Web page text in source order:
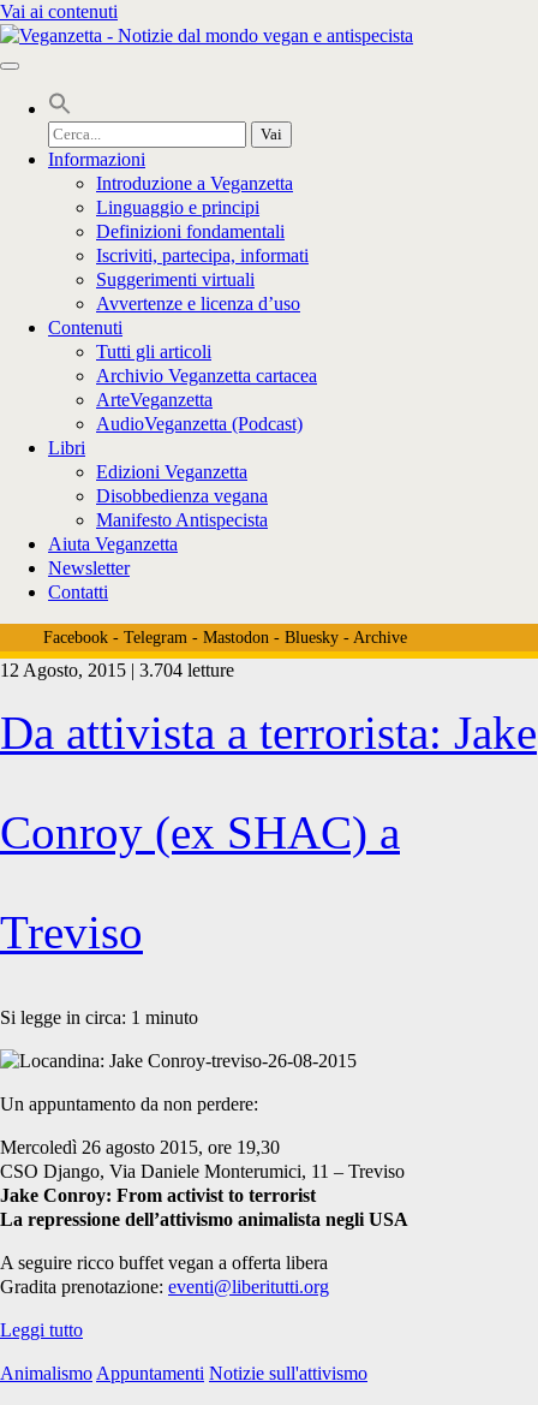
Vai ai contenuti
Cerca
per:
Informazioni
Introduzione a Veganzetta
Linguaggio e principi
Definizioni fondamentali
Iscriviti, partecipa, informati
Suggerimenti virtuali
Avvertenze e licenza d’uso
Contenuti
Tutti gli articoli
Archivio Veganzetta cartacea
ArteVeganzetta
AudioVeganzetta (Podcast)
Libri
Edizioni Veganzetta
Disobbedienza vegana
Manifesto Antispecista
Aiuta Veganzetta
Newsletter
Contatti
Facebook- Telegram- Mastodon- Bluesky- Archive
Tag:
<span>liberitutti</span>
12 Agosto, 2015 | 3.704 letture
Da attivista a terrorista: Jake
Conroy (ex SHAC) a
Treviso
Si legge in circa: 1 minuto
Un appuntamento da non perdere:
Mercoledì 26 agosto 2015, ore 19,30
CSO Django, Via Daniele Monterumici, 11 – Treviso
Jake Conroy: From activist to terrorist
La repressione dell’attivismo animalista negli USA
A seguire ricco buffet vegan a offerta libera
Gradita prenotazione: eventi@liberitutti.org
Leggi tuttoDa
a
Animalismo Appuntamenti Notizie sull'attivismo